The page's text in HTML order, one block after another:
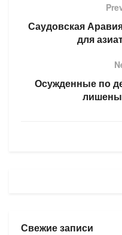
Саудовская
для
Осужденные по
лишены
Свежие записи